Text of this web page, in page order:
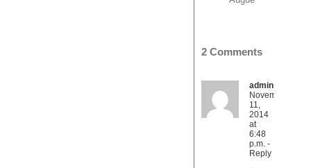
2 Comments
admin
November
11,
2014
at
6:48
p.m. -
Reply